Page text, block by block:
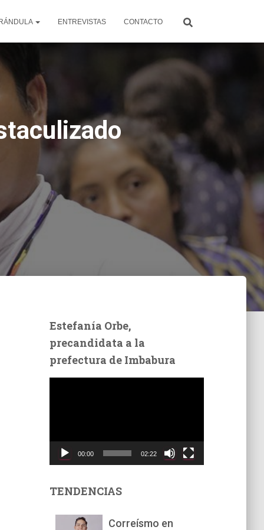
ENTREVISTAS CONTACTO
Estefanía Orbe,
precandidata a la
prefectura de Imbabura
t
00:00 02:22
TENDENCIAS
Correísmo en